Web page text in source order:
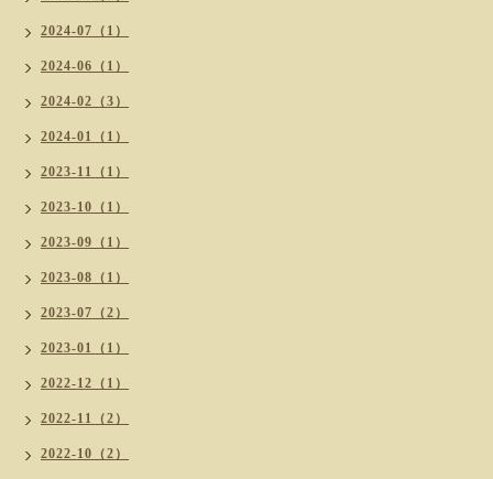
2024-07（1）
2024-06（1）
2024-02（3）
2024-01（1）
2023-11（1）
2023-10（1）
2023-09（1）
2023-08（1）
2023-07（2）
2023-01（1）
2022-12（1）
2022-11（2）
2022-10（2）